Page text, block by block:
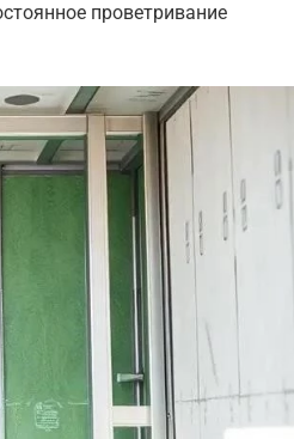
проветривание